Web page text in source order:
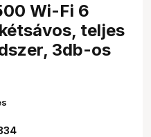
Wi-Fi 6
teljes
3db-os